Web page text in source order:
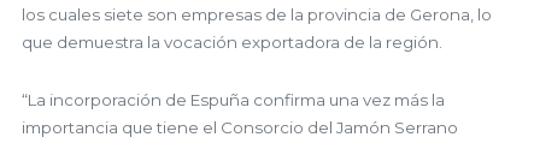
los cuales siete son empresas de la provincia de Gerona, lo
que demuestra la vocación exportadora de la región.
“La incorporación de Espuña confirma una vez más la
importancia que tiene el Consorcio del Jamón Serrano